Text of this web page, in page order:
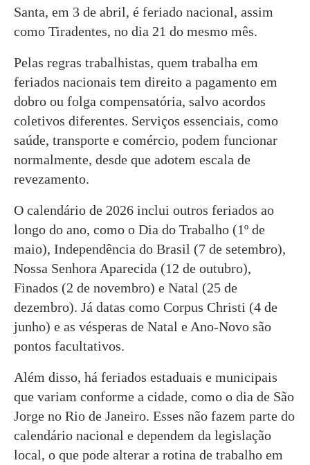
Santa, em 3 de abril, é feriado nacional, assim
como Tiradentes, no dia 21 do mesmo mês.
Pelas regras trabalhistas, quem trabalha em
feriados nacionais tem direito a pagamento em
dobro ou folga compensatória, salvo acordos
coletivos diferentes. Serviços essenciais, como
saúde, transporte e comércio, podem funcionar
normalmente, desde que adotem escala de
revezamento.
O calendário de 2026 inclui outros feriados ao
longo do ano, como o Dia do Trabalho (1º de
maio), Independência do Brasil (7 de setembro),
Nossa Senhora Aparecida (12 de outubro),
Finados (2 de novembro) e Natal (25 de
dezembro). Já datas como Corpus Christi (4 de
junho) e as vésperas de Natal e Ano-Novo são
pontos facultativos.
Além disso, há feriados estaduais e municipais
que variam conforme a cidade, como o dia de São
Jorge no Rio de Janeiro. Esses não fazem parte do
calendário nacional e dependem da legislação
local, o que pode alterar a rotina de trabalho em